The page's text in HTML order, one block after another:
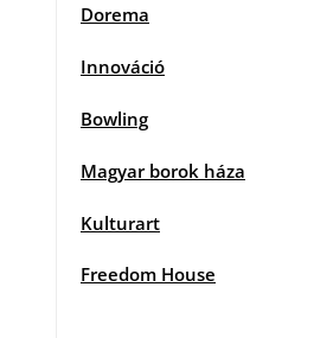
Dorema
Innováció
Bowling
Magyar borok háza
Kulturart
Freedom House